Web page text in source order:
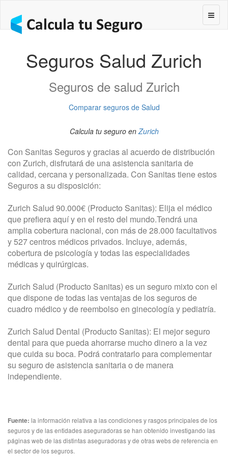
Seguros Salud Zurich
Seguros de salud Zurich
Comparar seguros de Salud
Calcula tu seguro enZurich
Con Sanitas Seguros y gracias al acuerdo de distribución
con Zurich, disfrutará de una asistencia sanitaria de
calidad, cercana y personalizada. Con Sanitas tiene estos
Seguros a su disposición:
Zurich Salud 90.000€ (Producto Sanitas): Elija el médico
que prefiera aquí y en el resto del mundo.Tendrá una
amplia cobertura nacional, con más de 28.000 facultativos
y 527 centros médicos privados. Incluye, además,
cobertura de psicología y todas las especialidades
médicas y quirúrgicas.
Zurich Salud (Producto Sanitas) es un seguro mixto con el
que dispone de todas las ventajas de los seguros de
cuadro médico y de reembolso en ginecología y pediatría.
Zurich Salud Dental (Producto Sanitas): El mejor seguro
dental para que pueda ahorrarse mucho dinero a la vez
que cuida su boca. Podrá contratarlo para complementar
su seguro de asistencia sanitaria o de manera
independiente.
Fuente: la información relativa a las condiciones y rasgos principales de los
seguros y de las entidades aseguradoras se han obtenido investigando las
páginas web de las distintas aseguradoras y de otras webs de referencia en
el sector de los seguros.